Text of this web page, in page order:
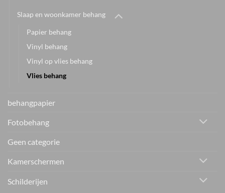
Slaap en woonkamer behang
Papier behang
Vinyl behang
Vinyl op vlies behang
Vlies behang
behangpapier
Fotobehang
Geen categorie
Kamerschermen
Schilderijen